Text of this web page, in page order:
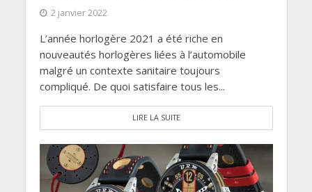
2 janvier 2022
L’année horlogère 2021 a été riche en
nouveautés horlogères liées à l’automobile
malgré un contexte sanitaire toujours
compliqué. De quoi satisfaire tous les...
LIRE LA SUITE